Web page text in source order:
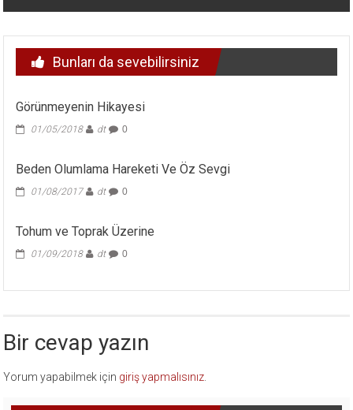
Bunları da sevebilirsiniz
Görünmeyenin Hikayesi
01/05/2018 dt 0
Beden Olumlama Hareketi Ve Öz Sevgi
01/08/2017 dt 0
Tohum ve Toprak Üzerine
01/09/2018 dt 0
Bir cevap yazın
Yorum yapabilmek için giriş yapmalısınız